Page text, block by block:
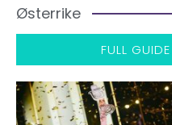
Østerrike
FULL